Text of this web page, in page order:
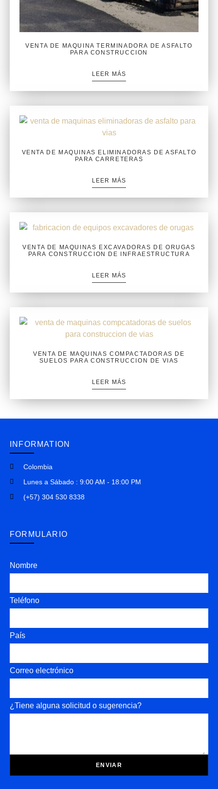
VENTA DE MAQUINA TERMINADORA DE ASFALTO
PARA CONSTRUCCION
LEER MÁS
VENTA DE MAQUINAS ELIMINADORAS DE ASFALTO
PARA CARRETERAS
LEER MÁS
VENTA DE MAQUINAS EXCAVADORAS DE ORUGAS
PARA CONSTRUCCION DE INFRAESTRUCTURA
LEER MÁS
VENTA DE MAQUINAS COMPACTADORAS DE
SUELOS PARA CONSTRUCCION DE VIAS
LEER MÁS
INFORMATION
Colombia
Lunes a Sábado : 9:00 AM - 18:00 PM
(+57) 304 530 8338
FORMULARIO
Nombre
Teléfono
País
Correo electrónico
¿Tiene alguna solicitud o sugerencia?
ENVIAR